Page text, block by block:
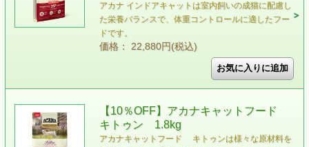
アカナ インドアキャットは室内飼いの成猫に配慮し
た栄養バランスで、体重コントロールに適したフー
ドです。
価格： 22,880円(税込)
【10％OFF】アカナキャットフード
キトゥン 1.8kg
アカナキャットフード キトゥンは様々な原材料を